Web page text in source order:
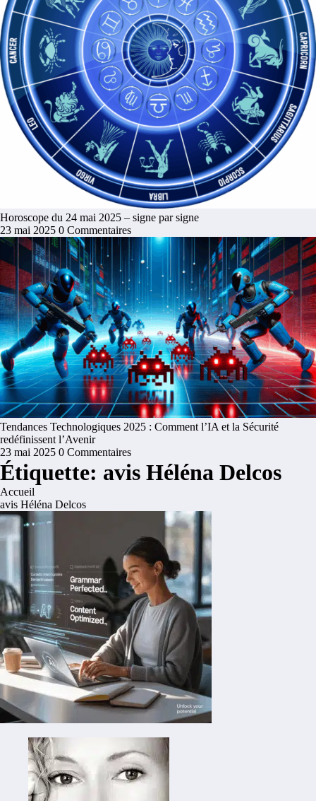
Horoscope du 24 mai 2025 – signe par signe
23 mai 2025 0 Commentaires
Tendances Technologiques 2025 : Comment l’IA et la Sécurité
redéfinissent l’Avenir
23 mai 2025 0 Commentaires
Étiquette: avis Héléna Delcos
Accueil
avis Héléna Delcos